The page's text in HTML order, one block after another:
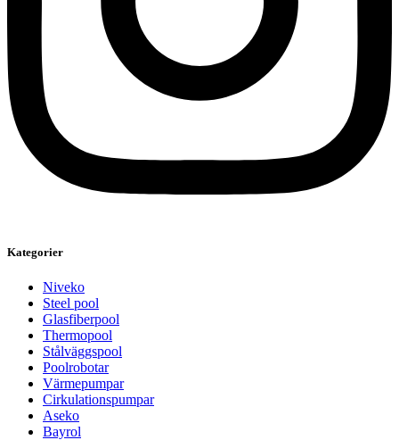
Kategorier
Niveko
Steel pool
Glasfiberpool
Thermopool
Stålväggspool
Poolrobotar
Värmepumpar
Cirkulationspumpar
Aseko
Bayrol